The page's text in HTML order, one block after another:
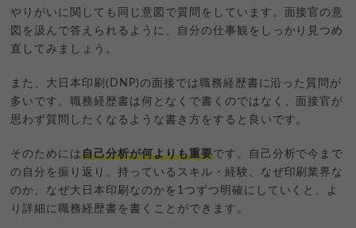
やりがいに関しても同じ意図で質問をしています。面接官の意
図を汲んで答えられるように、自分の仕事観をしっかり見つめ
直してみましょう。
また、大日本印刷(DNP)の面接では職務経歴書に沿った質問が
多いです。職務経歴書は何となくで書くのではなく、面接官が
思わず質問したくなるような書き方をすると良いです。
そのためには自己分析が何よりも重要です。自己分析で今まで
の自分を振り返り、持っているスキル・経験、なぜ印刷業界な
のか、なぜ大日本印刷なのかを1つずつ明確にしていくと、よ
り詳細に職務経歴書を書くことができます。